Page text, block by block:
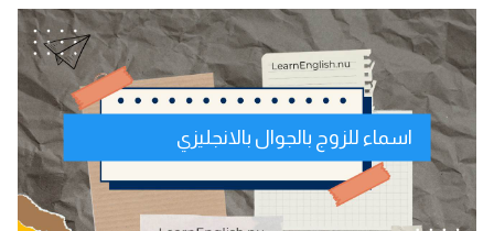
اسماء للزوج بالجوال بالانجليزي